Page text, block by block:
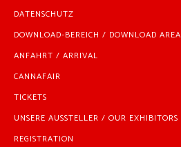
DATENSCHUTZ
DOWNLOAD-BEREICH / DOWNLOAD AREA
ANFAHRT / ARRIVAL
CANNAFAIR
TICKETS
UNSERE AUSSTELLER / OUR EXHIBITORS
REGISTRATION